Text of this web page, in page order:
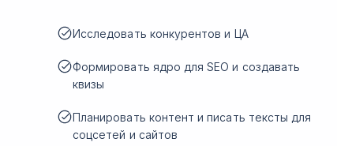
Исследовать конкурентов и ЦА
Формировать ядро для SEO и создавать
квизы
Планировать контент и писать тексты для
соцсетей и сайтов